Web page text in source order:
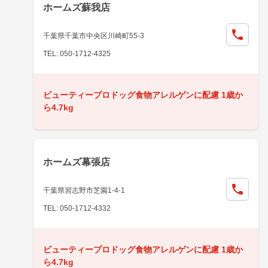
ホームズ蘇我店
千葉県千葉市中央区川崎町55-3
TEL: 050-1712-4325
ビューティープロドッグ食物アレルゲンに配慮 1歳か
ら4.7kg
ホームズ幕張店
千葉県習志野市芝園1-4-1
TEL: 050-1712-4332
ビューティープロドッグ食物アレルゲンに配慮 1歳か
ら4.7kg